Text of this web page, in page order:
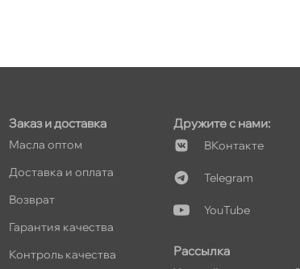
Заказ и доставка
Масла оптом
Доставка и оплата
озврат
Гарантия качества
Контроль качества
Дружите с нами:
Контакте
Telegram
YouTube
Рассылка